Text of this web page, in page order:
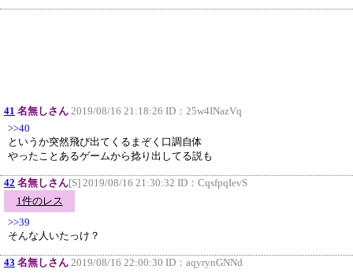
41 名無しさん 2019/08/16 21:18:26 ID： 25w4INazVq
>>40
というか突然飛び出てくるまぞく口調自体
やったことあるゲームから捻り出してる説も
42 名無しさん[S] 2019/08/16 21:30:32 ID： CqsfpqIevS
1件のレス
>>39
そんな人いたっけ？
43 名無しさん 2019/08/16 22:00:30 ID： aqyrynGNNd